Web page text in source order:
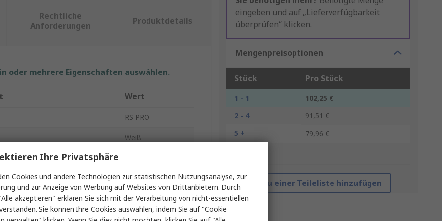
eingeben und auf „Lieferverfügbarkeit
überprüfen“ klicken.
Mengenpreisoptionen
Stück Pro Stück
1 - 1
102,25 €
2 - 4
91,51 €
5 +
79,96 €
Zu einer Teileliste hinzufügen
Rechtliche
Anforderungen
Produktdetails
oder mehrere Eigenschaften auswählen.
Wert
RS PRO
Weiß
5m
10mm
24V
Ihre Privatsphäre
Cookies und andere Technologien zur statistischen Nutzungsanalyse, zur
und zur Anzeige von Werbung auf Websites von Drittanbietern. Durch
akzeptieren" erklären Sie sich mit der Verarbeitung von nicht-essentiellen
Sie können Ihre Cookies auswählen, indem Sie auf "Cookie